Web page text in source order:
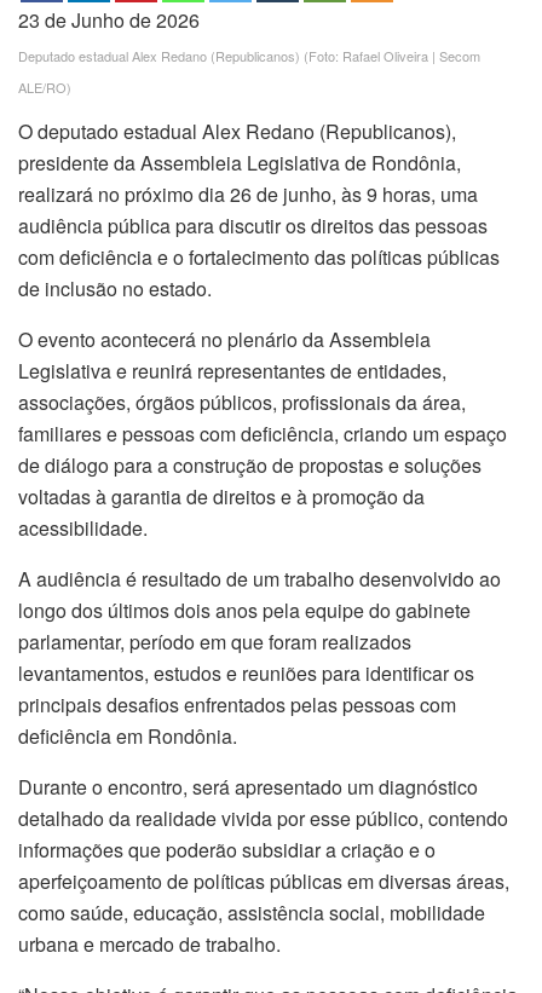
23 de Junho de 2026
Deputado estadual Alex Redano (Republicanos) (Foto: Rafael Oliveira | Secom
ALE/RO)
O deputado estadual Alex Redano (Republicanos),
presidente da Assembleia Legislativa de Rondônia,
realizará no próximo dia 26 de junho, às 9 horas, uma
audiência pública para discutir os direitos das pessoas
com deficiência e o fortalecimento das políticas públicas
de inclusão no estado.
O evento acontecerá no plenário da Assembleia
Legislativa e reunirá representantes de entidades,
associações, órgãos públicos, profissionais da área,
familiares e pessoas com deficiência, criando um espaço
de diálogo para a construção de propostas e soluções
voltadas à garantia de direitos e à promoção da
acessibilidade.
A audiência é resultado de um trabalho desenvolvido ao
longo dos últimos dois anos pela equipe do gabinete
parlamentar, período em que foram realizados
levantamentos, estudos e reuniões para identificar os
principais desafios enfrentados pelas pessoas com
deficiência em Rondônia.
Durante o encontro, será apresentado um diagnóstico
detalhado da realidade vivida por esse público, contendo
informações que poderão subsidiar a criação e o
aperfeiçoamento de políticas públicas em diversas áreas,
como saúde, educação, assistência social, mobilidade
urbana e mercado de trabalho.